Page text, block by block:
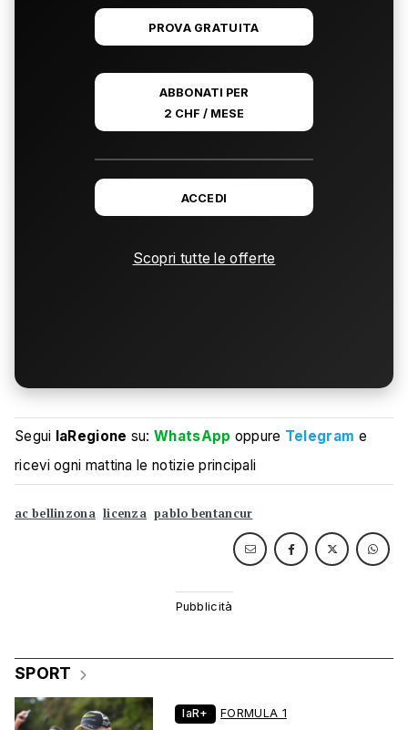
PROVA GRATUITA
ABBONATI PER
2 CHF / MESE
ACCEDI
Scopri tutte le offerte
Segui laRegione su:WhatsApp oppure Telegram e
ricevi ogni mattina le notizie principali
ac bellinzona licenza pablo bentancur
SPORT
laR+ FORMULA 1